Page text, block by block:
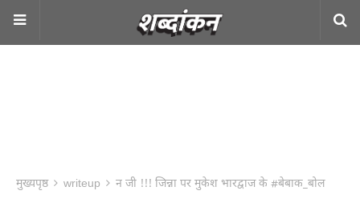
मुख्यपृष्ठ writeup न जी !!! जिन्ना पर मुकेश भारद्वाज के #बेबाक_बोल